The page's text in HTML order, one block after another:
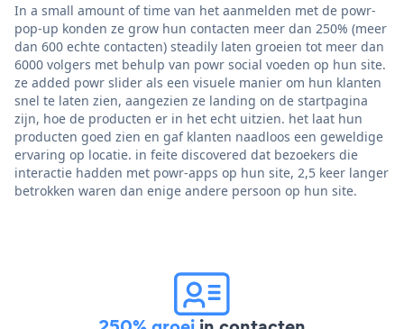
In a small amount of time van het aanmelden met de powr-
pop-up konden ze grow hun contacten meer dan 250% (meer
dan 600 echte contacten) steadily laten groeien tot meer dan
6000 volgers met behulp van powr social voeden op hun site.
ze added powr slider als een visuele manier om hun klanten
snel te laten zien, aangezien ze landing on de startpagina
zijn, hoe de producten er in het echt uitzien. het laat hun
producten goed zien en gaf klanten naadloos een geweldige
ervaring op locatie. in feite discovered dat bezoekers die
interactie hadden met powr-apps op hun site, 2,5 keer langer
betrokken waren dan enige andere persoon op hun site.